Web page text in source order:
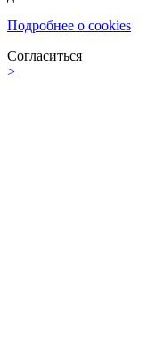
Подробнее о cookies
Согласиться
>